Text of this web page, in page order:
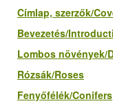
Címlap, szerzők/
Bevezetés/
Lombos növények/
Rózsák/Roses
Fenyőfélék/Conifers